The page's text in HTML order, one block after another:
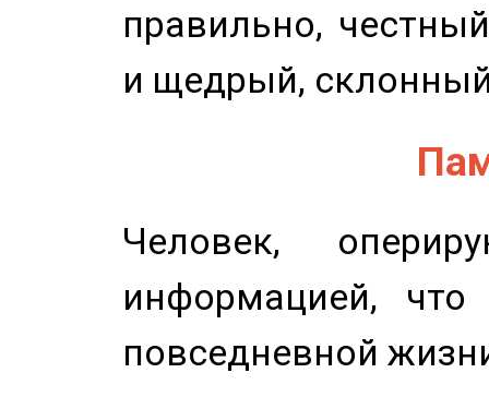
правильно,
и щедрый,
Человек,
информацией,
повседневной